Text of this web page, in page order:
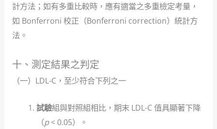
計方法；如有多重比較時，應有適當之多重檢定考量，
如 Bonferroni 校正（Bonferroni correction）統計方
法。
十、測定結果之判定
（一）LDL-C，至少符合下列之一
試驗組與對照組相比，期末 LDL-C 值具顯著下降
（p< 0.05）。